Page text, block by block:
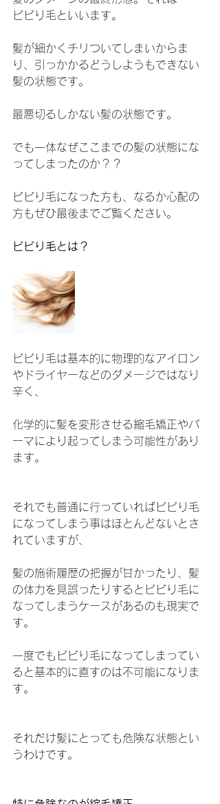
ビビり毛といいます。
髪が細かくチリついてしまいからま
り、引っかかるどうしようもできない
髪の状態です。
最悪切るしかない髪の状態です。
でも一体なぜここまでの髪の状態にな
ってしまったのか？？
ビビり毛になった方も、なるか心配の
方もぜひ最後までご覧ください。
ビビり毛とは？
ビビり毛は基本的に物理的なアイロン
やドライヤーなどのダメージではなり
辛く、
化学的に髪を変形させる縮毛矯正やパ
ーマにより起ってしまう可能性があり
ます。
それでも普通に行っていればビビり毛
になってしまう事はほとんどないとさ
れていますが、
髪の施術履歴の把握が甘かったり、髪
の体力を見誤ったりするとビビり毛に
なってしまうケースがあるのも現実で
す。
一度でもビビり毛になってしまってい
ると基本的に直すのは不可能になりま
す。
それだけ髪にとっても危険な状態とい
うわけです。